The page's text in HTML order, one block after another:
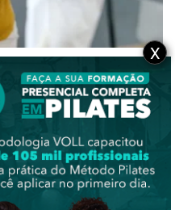
no tratamento de
Fisioterapia Específica,
respiratórias graves, a
Trata-se de um
e personalizado que
X